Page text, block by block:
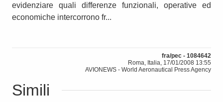
evidenziare quali differenze funzionali, operative ed
economiche intercorrono fr...
fra/pec - 1084642
Roma, Italia, 17/01/2008 13:55
AVIONEWS - World Aeronautical Press Agency
Simili